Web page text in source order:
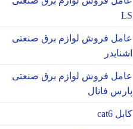
LS
عامل فروش لوازم برق صنعتی
اشنایدر
عامل فروش لوازم برق صنعتی
پارس فانال
کابل cat6